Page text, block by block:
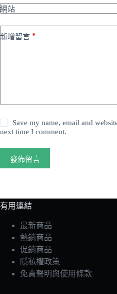
網站
新增留言 *
Save my name, email and
next time I comment.
發佈留言
有用連結
最新商品
熱銷商品
促銷商品
隱私權政策
免責聲明與使用條款